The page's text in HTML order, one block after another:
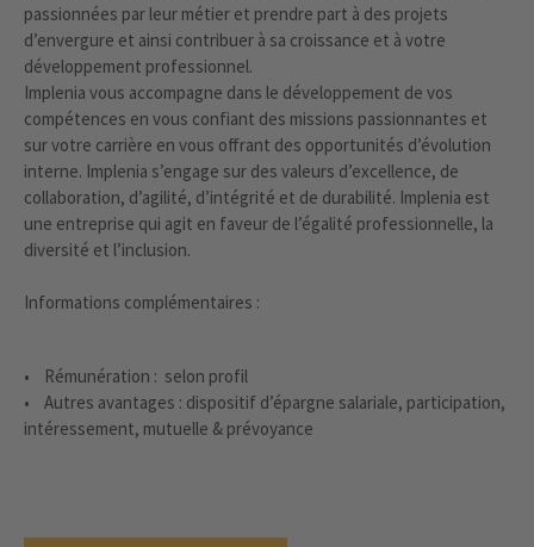
passionnées par leur métier et prendre part à des projets
d’envergure et ainsi contribuer à sa croissance et à votre
développement professionnel.
Implenia vous accompagne dans le développement de vos
compétences en vous confiant des missions passionnantes et
sur votre carrière en vous offrant des opportunités d’évolution
interne. Implenia s’engage sur des valeurs d’excellence, de
collaboration, d’agilité, d’intégrité et de durabilité. Implenia est
une entreprise qui agit en faveur de l’égalité professionnelle, la
diversité et l’inclusion.
Informations complémentaires :
• Rémunération : selon profil
• Autres avantages : dispositif d’épargne salariale, participation,
intéressement, mutuelle & prévoyance